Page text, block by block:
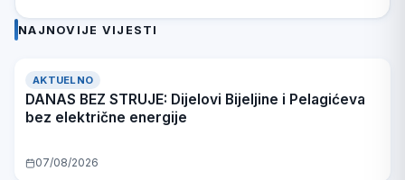
Pelagićeva bez
električne
POČETKA
NAJNOVIJE VIJESTI
AKTUELNO
DANAS BEZ STRUJE: Dijelovi Bijeljine i Pelagićeva
bez električne energije
07/08/2026